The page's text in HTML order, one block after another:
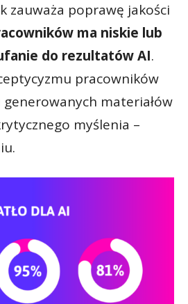
zauważa poprawę jakości
ma niskie lub
do rezultatów AI.
pracowników
materiałów
myślenia –